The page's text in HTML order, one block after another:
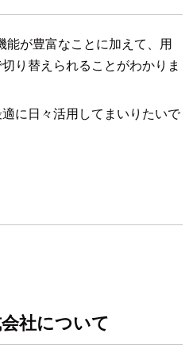
能が豊富なことに加えて、用
り替えられることがわかりま
に日々活用してまいりたいで
社について